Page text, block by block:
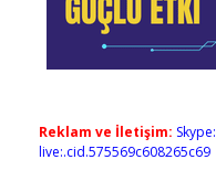
Reklam ve İletişim: Skype:
live:.cid.575569c608265c69